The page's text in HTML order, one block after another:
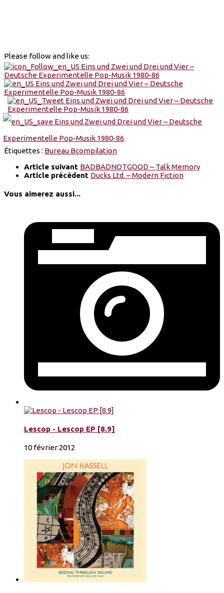
Please follow and like us:
Étiquettes : Bureau Bcompilation
Article suivant BADBADNOTGOOD – Talk Memory
Article précédent Ducks Ltd. – Modern Fiction
Vous aimerez aussi...
Lescop - Lescop EP [8.9]
10 février 2012